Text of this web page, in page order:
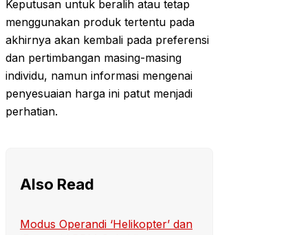
Keputusan untuk beralih atau tetap
menggunakan produk tertentu pada
akhirnya akan kembali pada preferensi
dan pertimbangan masing-masing
individu, namun informasi mengenai
penyesuaian harga ini patut menjadi
perhatian.
Also Read
Modus Operandi ‘Helikopter’ dan